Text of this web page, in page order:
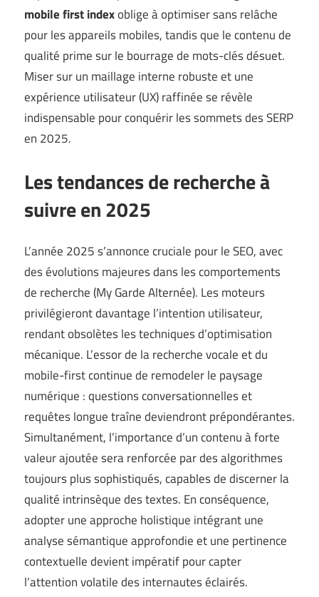
mobile first indexoblige à optimiser sans relâche
pour les appareils mobiles, tandis que le contenu de
qualité prime sur le bourrage de mots-clés désuet.
Miser sur un maillage interne robuste et une
expérience utilisateur (UX) raffinée se révèle
indispensable pour conquérir les sommets des SERP
en 2025.
Les tendances de recherche à
suivre en 2025
L’année 2025 s’annonce cruciale pour le SEO, avec
des évolutions majeures dans les comportements
de recherche (My Garde Alternée). Les moteurs
privilégieront davantage l’intention utilisateur,
rendant obsolètes les techniques d’optimisation
mécanique. L’essor de la recherche vocale et du
mobile-first continue de remodeler le paysage
numérique : questions conversationnelles et
requêtes longue traîne deviendront prépondérantes.
Simultanément, l’importance d’un contenu à forte
valeur ajoutée sera renforcée par des algorithmes
toujours plus sophistiqués, capables de discerner la
qualité intrinsèque des textes. En conséquence,
adopter une approche holistique intégrant une
analyse sémantique approfondie et une pertinence
contextuelle devient impératif pour capter
l’attention volatile des internautes éclairés.